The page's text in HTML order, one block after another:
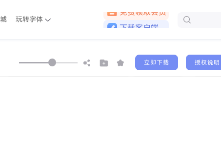
玩转字体
立即下载 授权说明